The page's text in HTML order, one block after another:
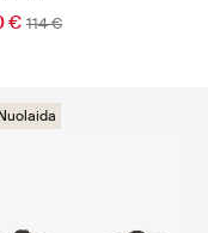
€ 114 €